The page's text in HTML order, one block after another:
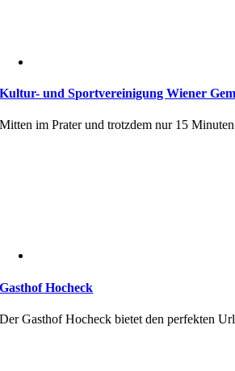
Kultur- und Sportvereinigung Wiener
Mitten im Prater und trotzdem nur 15
Gasthof Hocheck
Der Gasthof Hocheck bietet den perfekten